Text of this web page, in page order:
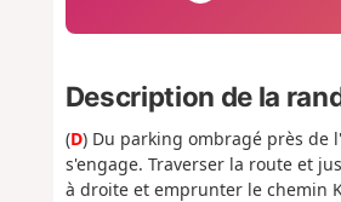
Description de la
(D) Du parking ombragé près de
s'engage. Traverser la route et
à droite et emprunter le chemin